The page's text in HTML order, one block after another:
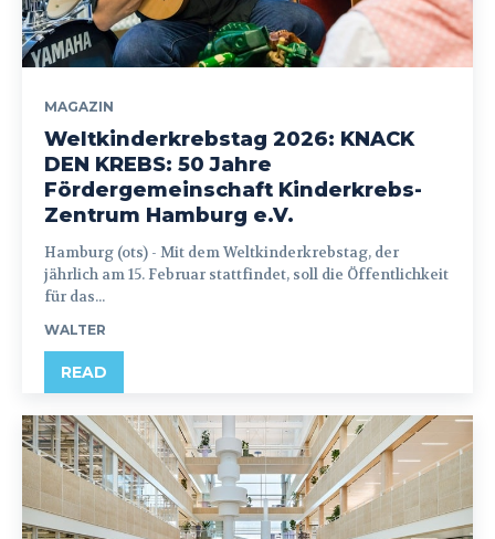
MAGAZIN
Weltkinderkrebstag 2026: KNACK
DEN KREBS: 50 Jahre
Fördergemeinschaft Kinderkrebs-
Zentrum Hamburg e.V.
Hamburg (ots) - Mit dem Weltkinderkrebstag, der
jährlich am 15. Februar stattfindet, soll die Öffentlichkeit
für das...
WALTER
READ